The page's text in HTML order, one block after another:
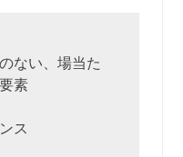
ない、場当た
素
ス